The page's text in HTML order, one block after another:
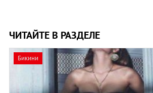
ЧИТАЙТЕ В РАЗДЕЛЕ
Бикини